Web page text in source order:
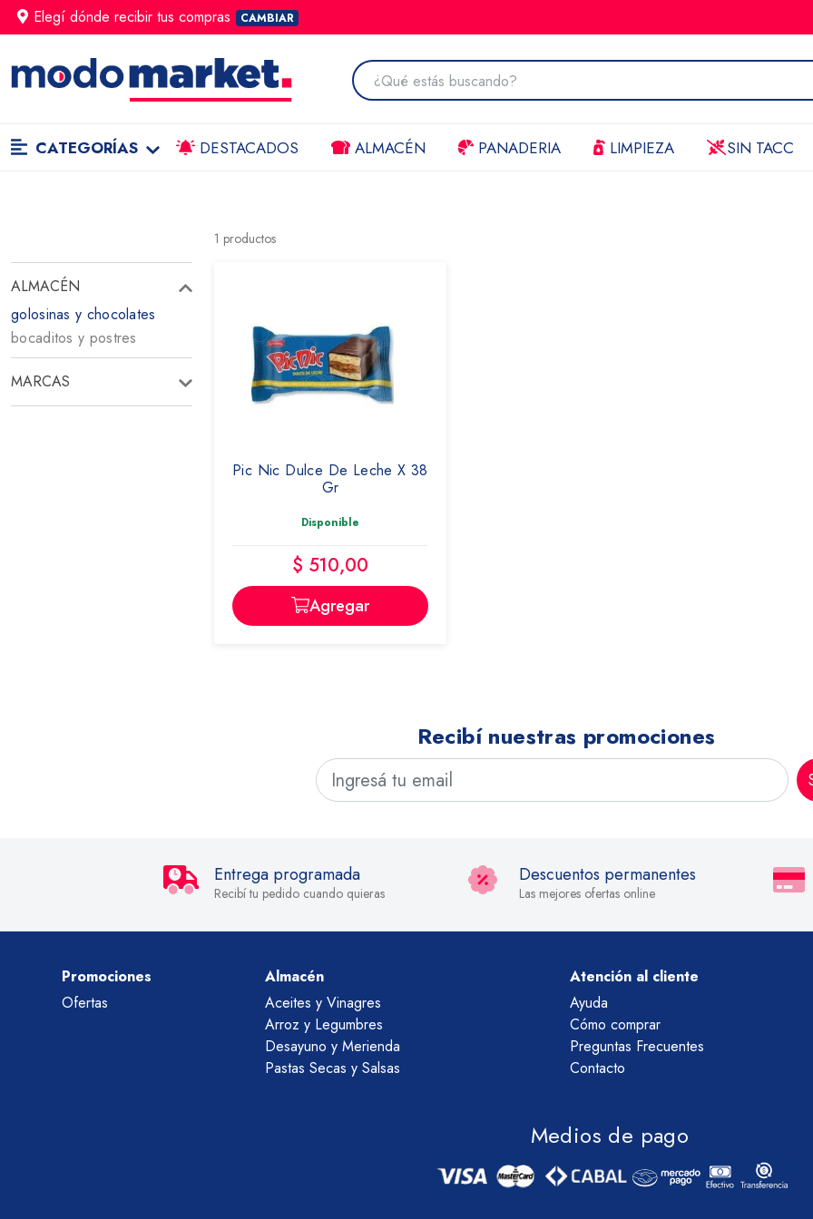
Elegí dónde recibir tus compras CAMBIAR
CATEGORÍAS DESTACADOS ALMACÉN PANADERIA LIMPIEZA SIN TACC
1 productos
ALMACÉN
golosinas y chocolates
bocaditos y postres
MARCAS
NEVARES
Pic Nic Dulce De Leche X 38
Gr
Disponible
$ 510,00
Agregar
Recibí nuestras promociones
Entrega programada
Recibí tu pedido cuando quieras
Descuentos permanentes
Las mejores ofertas online
Promociones
Ofertas
Almacén
Aceites y Vinagres
Arroz y Legumbres
Desayuno y Merienda
Pastas Secas y Salsas
Atención al cliente
Ayuda
Cómo comprar
Preguntas Frecuentes
Contacto
Medios de pago